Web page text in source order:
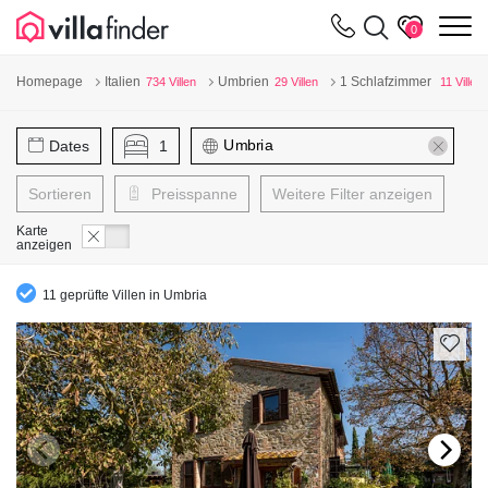
0
Homepage Italien 734 Villen Umbrien 29 Villen 1 Schlafzimmer 11 Villen
Dates 1
Sortieren Preisspanne Weitere Filter anzeigen
Karte
anzeigen
11 geprüfte Villen in Umbria
Cookie-Einstellungen